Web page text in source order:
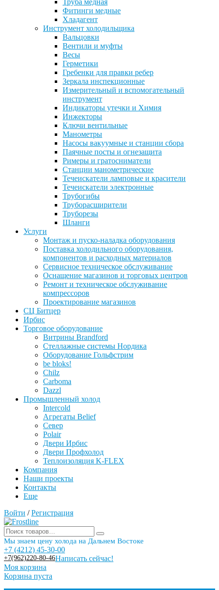
Труба медная
Фитинги медные
Хладагент
Инструмент холодильщика
Вальцовки
Вентили и муфты
Весы
Герметики
Гребенки для правки ребер
Зеркала инспекционные
Измерительный и вспомогательный
инструмент
Индикаторы утечки и Химия
Инжекторы
Ключи вентильные
Манометры
Насосы вакуумные и станции сбора
Паячные посты и огнезащита
Римеры и гратосниматели
Станции манометрические
Течеискатели ламповые и красители
Течеискатели электронные
Трубогибы
Труборасширители
Труборезы
Шланги
Услуги
Монтаж и пуско-наладка оборудования
Поставка холодильного оборудования,
компонентов и расходных материалов
Сервисное техническое обслуживание
Оснащение магазинов и торговых центров
Ремонт и техническое обслуживание
компрессоров
Проектирование магазинов
СЦ Битцер
Ирбис
Торговое оборудование
Витрины Brandford
Стеллажные системы Нордика
Оборудование Гольфстрим
be bloks!
Chilz
Carboma
Dazzl
Промышленный холод
Intercold
Агрегаты Belief
Север
Polair
Двери Ирбис
Двери Профхолод
Теплоизоляция K-FLEX
Компания
Наши проекты
Контакты
Еще
Войти / Регистрация
Мы знаем цену холода на Дальнем Востоке
+7 (4212) 45-30-00
+7(962)220-80-46Написать сейчас!
Моя корзина
Корзина пуста